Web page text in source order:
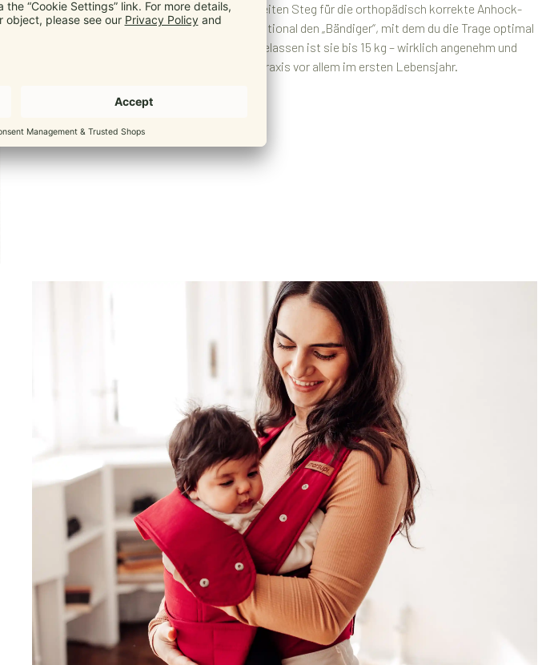
Wie alle Marsupis hat die Breeze einen breiten Steg für die orthopädisch korrekte Anhock-
Spreiz-Haltung deines Babys. Dazu gibt’s optional den „Bändiger“, mit dem du die Trage optimal
auf Neugeborene einstellen kannst. Zugelassen ist sie bis 15 kg – wirklich angenehm und
alltagstauglich ist sie in der Praxis vor allem im ersten Lebensjahr.